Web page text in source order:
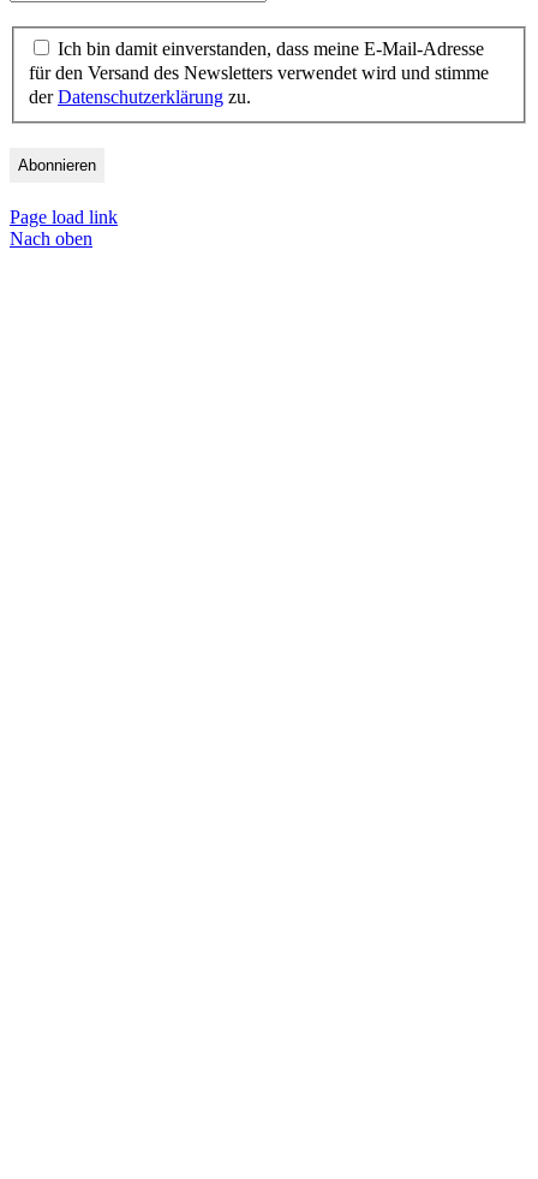
Ich bin damit einverstanden, dass meine E-Mail-Adresse
für den Versand des Newsletters verwendet wird und stimme
derDatenschutzerklärung zu.
Page load link
Nach oben